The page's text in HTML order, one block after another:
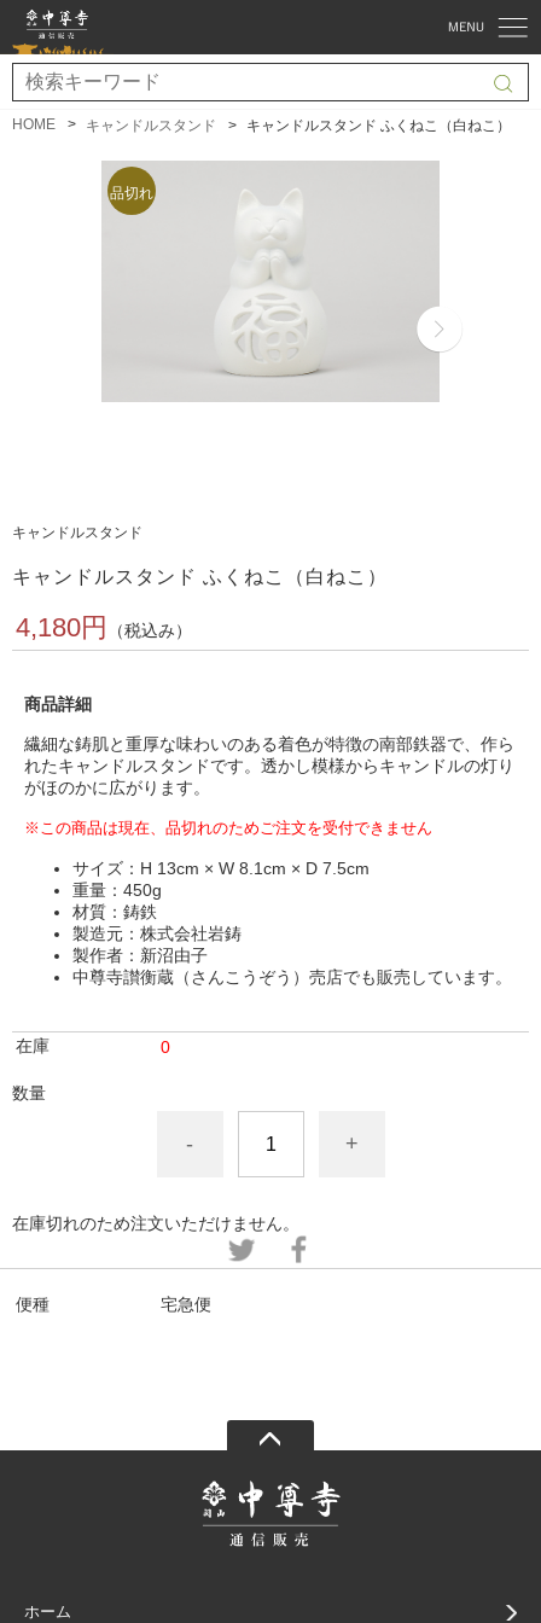
HOME キャンドルスタンド キャンドルスタンド ふくねこ（白ねこ）
キャンドルスタンド
キャンドルスタンド ふくねこ（白ねこ）
4,180円 （税込み）
商品詳細
繊細な鋳肌と重厚な味わいのある着色が特徴の南部鉄器で、作ら
れたキャンドルスタンドです。透かし模様からキャンドルの灯り
がほのかに広がります。
※この商品は現在、品切れのためご注文を受付できません
サイズ：H 13cm × W 8.1cm × D 7.5cm
重量：450g
材質：鋳鉄
製造元：株式会社岩鋳
製作者：新沼由子
中尊寺讃衡蔵（さんこうぞう）売店でも販売しています。
在庫 0
数量
- +
在庫切れのため注文いただけません。
便種 宅急便
ホーム